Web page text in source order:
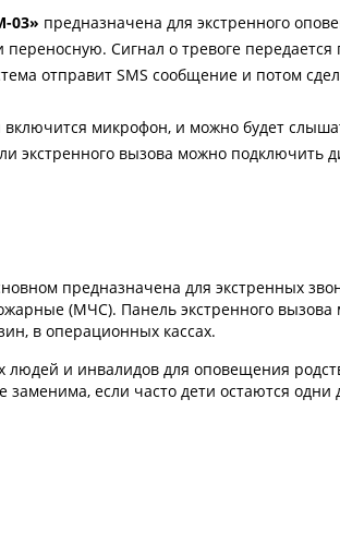
03» предназначена для экстренного
Сигнал о тревоге передается
отправит SMS сообщение и потом
микрофон, и можно будет
экстренного вызова можно подключить
предназначена для экстренных
(МЧС). Панель экстренного вызова
в операционных кассах.
и инвалидов для оповещения
заменима, если часто дети остаются одни